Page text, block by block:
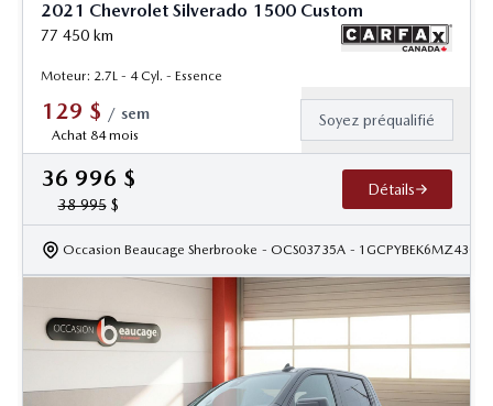
2021 Chevrolet Silverado 1500 Custom
77 450 km
Moteur: 2.7L - 4 Cyl. - Essence
129 $ / sem
Achat 84 mois
Soyez préqualifié
36 996 $
38 995$
Détails
Occasion Beaucage Sherbrooke - OCS03735A -